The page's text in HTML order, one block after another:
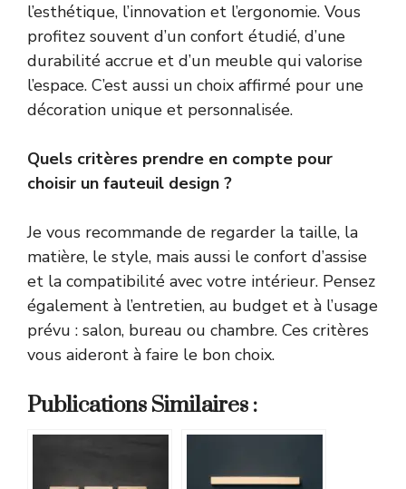
l’esthétique, l’innovation et l’ergonomie. Vous
profitez souvent d’un confort étudié, d’une
durabilité accrue et d’un meuble qui valorise
l’espace. C’est aussi un choix affirmé pour une
décoration unique et personnalisée.
Quels critères prendre en compte pour
choisir un fauteuil design ?
Je vous recommande de regarder la taille, la
matière, le style, mais aussi le confort d’assise
et la compatibilité avec votre intérieur. Pensez
également à l’entretien, au budget et à l’usage
prévu : salon, bureau ou chambre. Ces critères
vous aideront à faire le bon choix.
Publications Similaires :